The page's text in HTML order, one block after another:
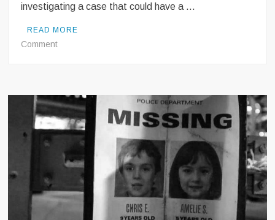
investigating a case that could have a …
READ MORE
Commenton
for
mental
health
problems